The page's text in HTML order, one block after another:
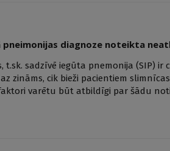
pneimonijas diagnoze noteikta
t.sk. sadzīvē iegūta pnemonija (SIP) ir
zināms, cik bieži pacientiem
varētu būt atbildīgi par šādu